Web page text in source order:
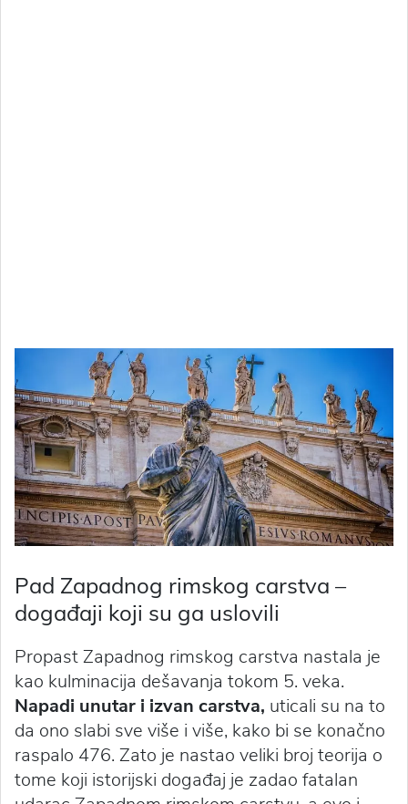
Pad Zapadnog rimskog carstva –
događaji koji su ga uslovili
Propast Zapadnog rimskog carstva nastala je
kao kulminacija dešavanja tokom 5. veka.
Napadi unutar i izvan carstva, uticali su na to
da ono slabi sve više i više, kako bi se konačno
raspalo 476. Zato je nastao veliki broj teorija o
tome koji istorijski događaj je zadao fatalan